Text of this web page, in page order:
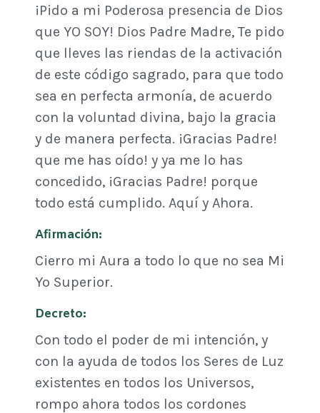
¡Pido a mi Poderosa presencia de Dios
que YO SOY! Dios Padre Madre, Te pido
que lleves las riendas de la activación
de este código sagrado, para que todo
sea en perfecta armonía, de acuerdo
con la voluntad divina, bajo la gracia
y de manera perfecta. ¡Gracias Padre!
que me has oído! y ya me lo has
concedido, ¡Gracias Padre! porque
todo está cumplido. Aquí y Ahora.
Afirmación:
Cierro mi Aura a todo lo que no sea Mi
Yo Superior.
Decreto:
Con todo el poder de mi intención, y
con la ayuda de todos los Seres de Luz
existentes en todos los Universos,
rompo ahora todos los cordones